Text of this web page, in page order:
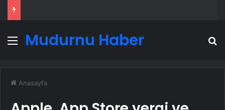
MenüMudurnu Haber
Anasayfa